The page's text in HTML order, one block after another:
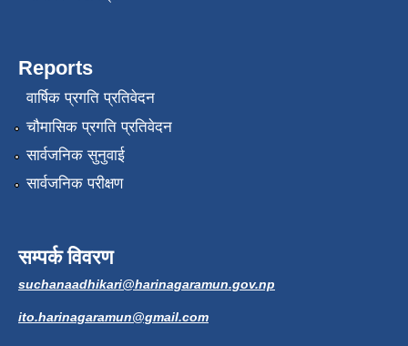
Reports
वार्षिक प्रगति प्रतिवेदन
चौमासिक प्रगति प्रतिवेदन
सार्वजनिक सुनुवाई
सार्वजनिक परीक्षण
सम्पर्क विवरण
suchanaadhikari@harinagaramun.gov.np
ito.harinagaramun@gmail.com